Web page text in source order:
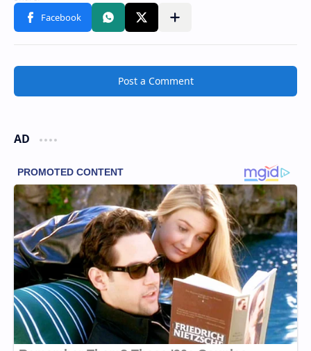
Post a Comment
AD